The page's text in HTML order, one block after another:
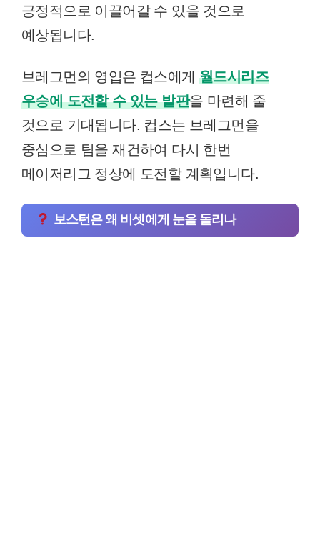
긍정적으로 이끌어갈 수 있을 것으로
예상됩니다.
브레그먼의 영입은 컵스에게 월드시리즈
우승에 도전할 수 있는 발판을 마련해 줄
것으로 기대됩니다. 컵스는 브레그먼을
중심으로 팀을 재건하여 다시 한번
메이저리그 정상에 도전할 계획입니다.
보스턴은 왜 비셋에게 눈을 돌리나